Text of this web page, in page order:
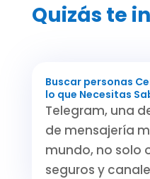
Quizás te
Buscar personas
lo que Necesitas
Telegram, una
de mensajería
mundo, no solo
seguros y